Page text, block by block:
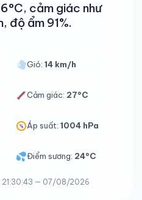
cảm giác như
độ ẩm 91%.
Gió:14 km/h
Cảm giác: 27°C
Áp suất:1004 hPa
Điểm sương: 24°C
21:30:43 — 07/08/2026